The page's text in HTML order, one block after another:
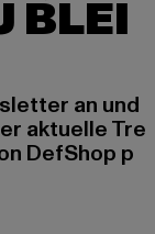
BLEI
an und
aktuelle Tre
DefShop p